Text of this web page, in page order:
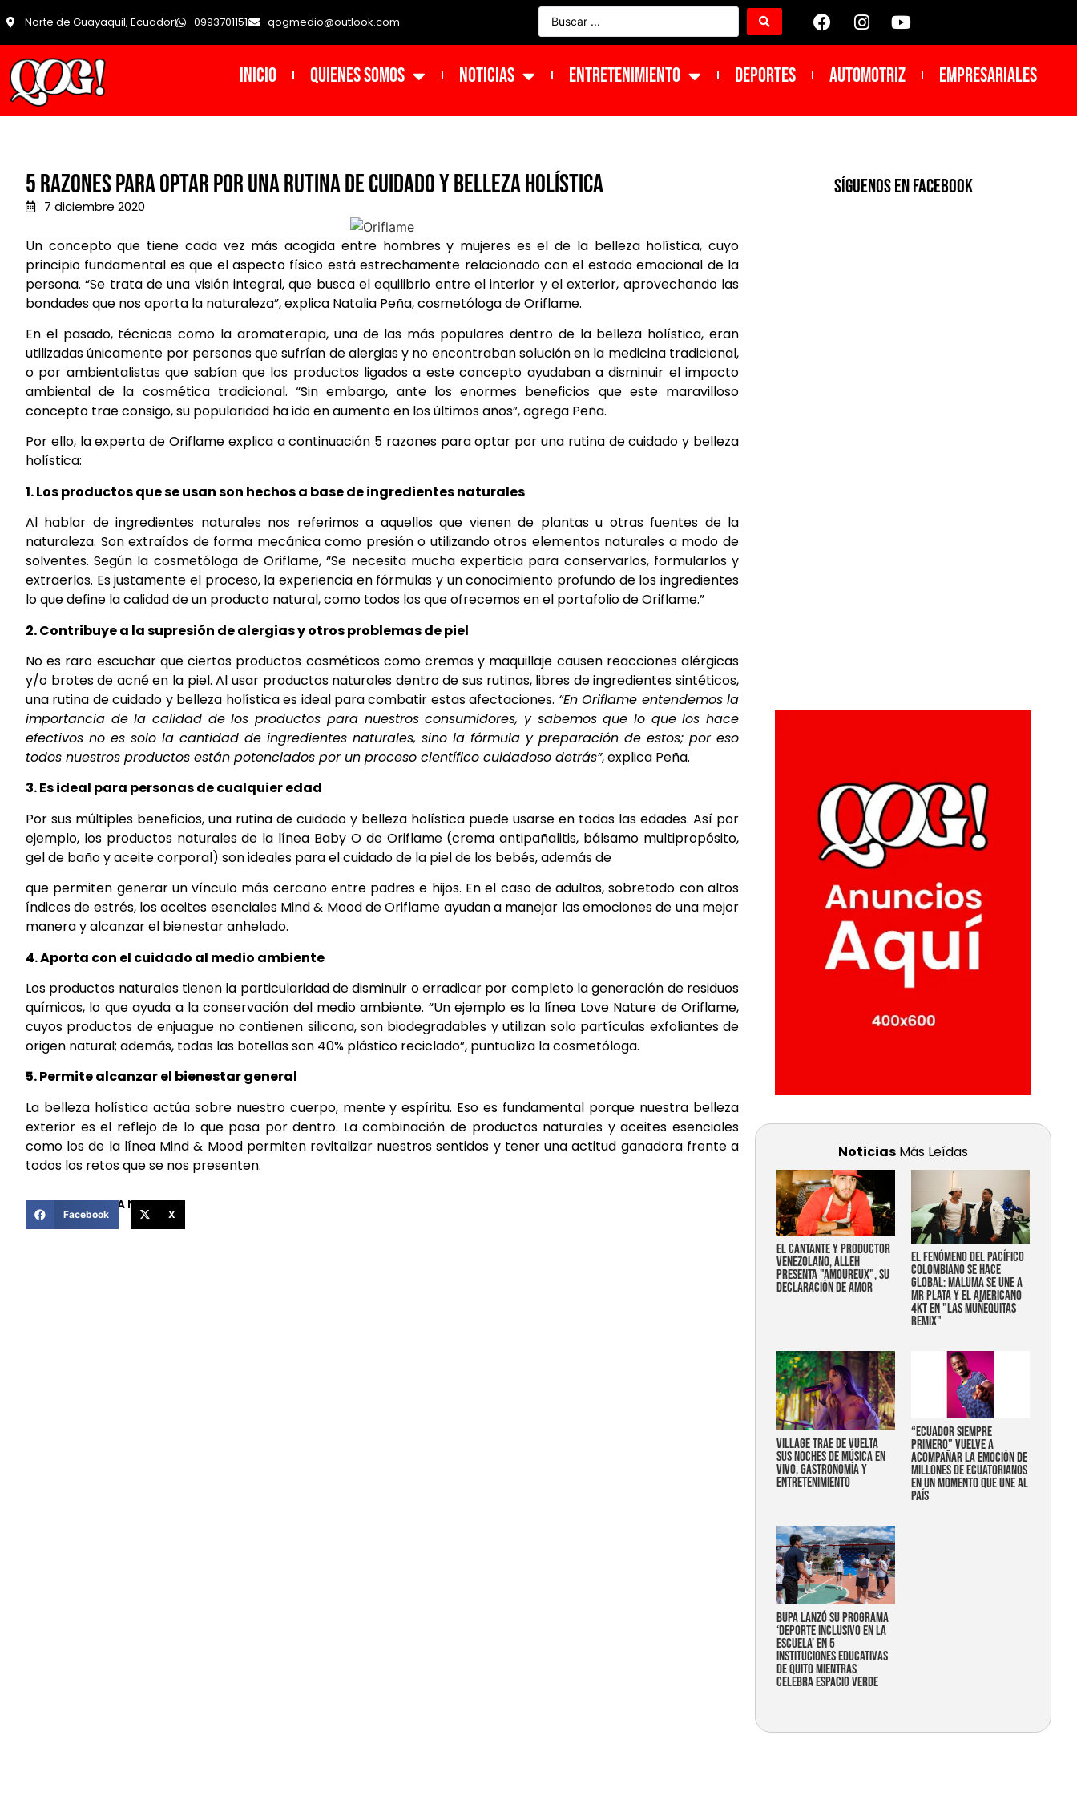
Norte de Guayaquil, Ecuador 0993701151 qogmedio@outlook.com
INICIO Quienes Somos NOTICIAS ENTRETENIMIENTO DEPORTES Automotriz Empresariales
5 razones para optar por una rutina de cuidado y belleza holística
7 diciembre 2020
Un concepto que tiene cada vez más acogida entre hombres y mujeres es el de la belleza holística, cuyo
principio fundamental es que el aspecto físico está estrechamente relacionado con el estado emocional de la
persona. “Se trata de una visión integral, que busca el equilibrio entre el interior y el exterior, aprovechando las
bondades que nos aporta la naturaleza”, explica Natalia Peña, cosmetóloga de Oriflame.
En el pasado, técnicas como la aromaterapia, una de las más populares dentro de la belleza holística, eran
utilizadas únicamente por personas que sufrían de alergias y no encontraban solución en la medicina tradicional,
o por ambientalistas que sabían que los productos ligados a este concepto ayudaban a disminuir el impacto
ambiental de la cosmética tradicional. “Sin embargo, ante los enormes beneficios que este maravilloso
concepto trae consigo, su popularidad ha ido en aumento en los últimos años”, agrega Peña.
Por ello, la experta de Oriflame explica a continuación 5 razones para optar por una rutina de cuidado y belleza
holística:
1. Los productos que se usan son hechos a base de ingredientes naturales
Al hablar de ingredientes naturales nos referimos a aquellos que vienen de plantas u otras fuentes de la
naturaleza. Son extraídos de forma mecánica como presión o utilizando otros elementos naturales a modo de
solventes. Según la cosmetóloga de Oriflame, “Se necesita mucha experticia para conservarlos, formularlos y
extraerlos. Es justamente el proceso, la experiencia en fórmulas y un conocimiento profundo de los ingredientes
lo que define la calidad de un producto natural, como todos los que ofrecemos en el portafolio de Oriflame.”
2. Contribuye a la supresión de alergias y otros problemas de piel
No es raro escuchar que ciertos productos cosméticos como cremas y maquillaje causen reacciones alérgicas
y/o brotes de acné en la piel. Al usar productos naturales dentro de sus rutinas, libres de ingredientes sintéticos,
una rutina de cuidado y belleza holística es ideal para combatir estas afectaciones. “En Oriflame entendemos la
importancia de la calidad de los productos para nuestros consumidores, y sabemos que lo que los hace
efectivos no es solo la cantidad de ingredientes naturales, sino la fórmula y preparación de estos; por eso
todos nuestros productos están potenciados por un proceso científico cuidadoso detrás”, explica Peña.
3. Es ideal para personas de cualquier edad
Por sus múltiples beneficios, una rutina de cuidado y belleza holística puede usarse en todas las edades. Así por
ejemplo, los productos naturales de la línea Baby O de Oriflame (crema antipañalitis, bálsamo multipropósito,
gel de baño y aceite corporal) son ideales para el cuidado de la piel de los bebés, además de
que permiten generar un vínculo más cercano entre padres e hijos. En el caso de adultos, sobretodo con altos
índices de estrés, los aceites esenciales Mind & Mood de Oriflame ayudan a manejar las emociones de una mejor
manera y alcanzar el bienestar anhelado.
4. Aporta con el cuidado al medio ambiente
Los productos naturales tienen la particularidad de disminuir o erradicar por completo la generación de residuos
químicos, lo que ayuda a la conservación del medio ambiente. “Un ejemplo es la línea Love Nature de Oriflame,
cuyos productos de enjuague no contienen silicona, son biodegradables y utilizan solo partículas exfoliantes de
origen natural; además, todas las botellas son 40% plástico reciclado”, puntualiza la cosmetóloga.
5. Permite alcanzar el bienestar general
La belleza holística actúa sobre nuestro cuerpo, mente y espíritu. Eso es fundamental porque nuestra belleza
exterior es el reflejo de lo que pasa por dentro. La combinación de productos naturales y aceites esenciales
como los de la línea Mind & Mood permiten revitalizar nuestros sentidos y tener una actitud ganadora frente a
todos los retos que se nos presenten.
COMPARTIR ESTA NOTICIA
Facebook X
SíGUENOS EN FACEBOOK
Noticias Más Leídas
EL CANTANTE Y PRODUCTOR
VENEZOLANO, ALLEH
PRESENTA "AMOUREUX", SU
DECLARACIÓN DE AMOR
EL FENÓMENO DEL PACÍFICO
COLOMBIANO SE HACE
GLOBAL: MALUMA SE UNE A
MR PLATA Y EL AMERICANO
4KT EN "LAS MUÑEQUITAS
REMIX"
Village trae de vuelta
sus noches de música en
vivo, gastronomía y
entretenimiento
“Ecuador siempre
primero” vuelve a
acompañar la emoción de
millones de ecuatorianos
en un momento que une al
país
Bupa lanzó su programa
‘Deporte Inclusivo en la
Escuela’ en 5
instituciones educativas
de Quito mientras
celebra espacio verde